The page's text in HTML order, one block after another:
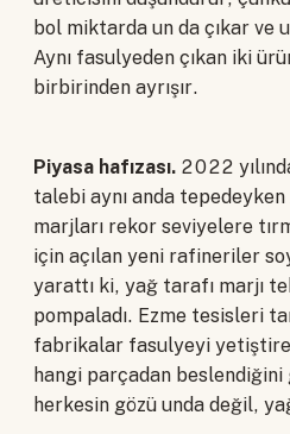
bol miktarda un da çıkar ve
Aynı fasulyeden çıkan iki
birbirinden ayrışır.
Piyasa hafızası. 2022
talebi aynı anda
marjları rekor seviyelere
için açılan yeni rafineriler
yarattı ki, yağ tarafı marjı
pompaladı. Ezme tesisleri
fabrikalar fasulyeyi
hangi parçadan
herkesin gözü unda değil,